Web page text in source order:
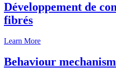
Développement de
fibrés
Learn More
Behaviour